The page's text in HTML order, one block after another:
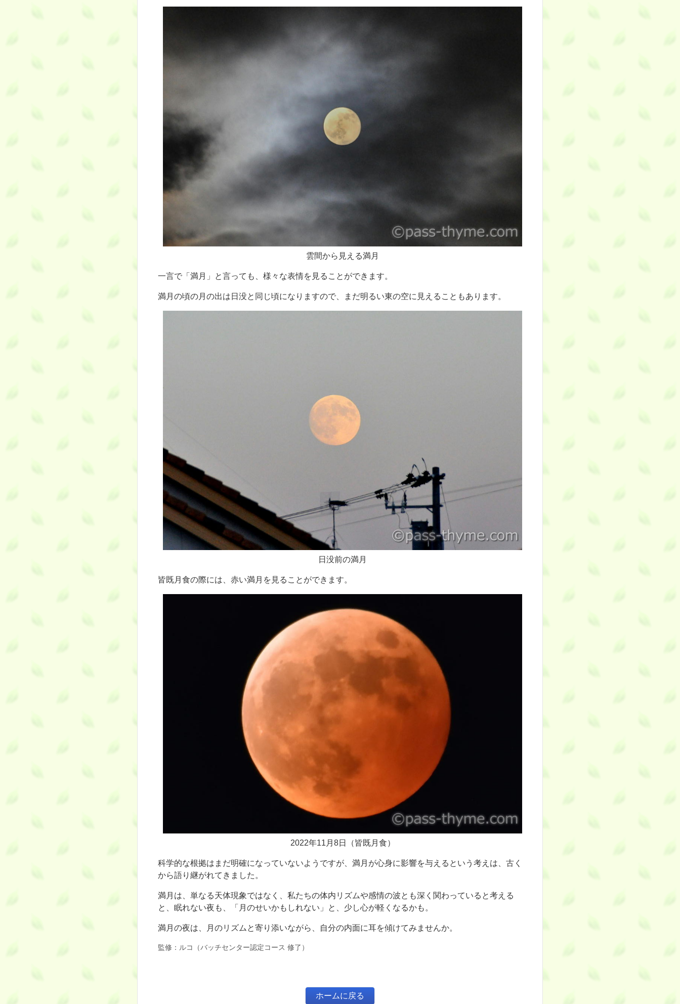
雲間から見える満月
一言で「満月」と言っても、様々な表情を見ることができます。
満月の頃の月の出は日没と同じ頃になりますので、まだ明るい東の空に見えることもあります。
日没前の満月
皆既月食の際には、赤い満月を見ることができます。
2022年11月8日（皆既月食）
科学的な根拠はまだ明確になっていないようですが、満月が心身に影響を与えるという考えは、古く
から語り継がれてきました。
満月は、単なる天体現象ではなく、私たちの体内リズムや感情の波とも深く関わっていると考える
と、眠れない夜も、「月のせいかもしれない」と、少し心が軽くなるかも。
満月の夜は、月のリズムと寄り添いながら、自分の内面に耳を傾けてみませんか。
監修：ルコ（バッチセンター認定コース 修了）
ホームに戻る